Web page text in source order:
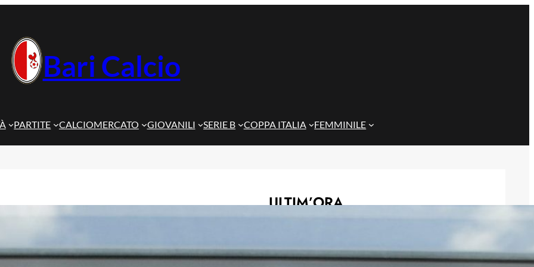
Bari Calcio
PARTITE CALCIOMERCATO GIOVANILI SERIE B COPPA ITALIA FEMMINILE
ULTIM’ORA
29 Maggio 2026